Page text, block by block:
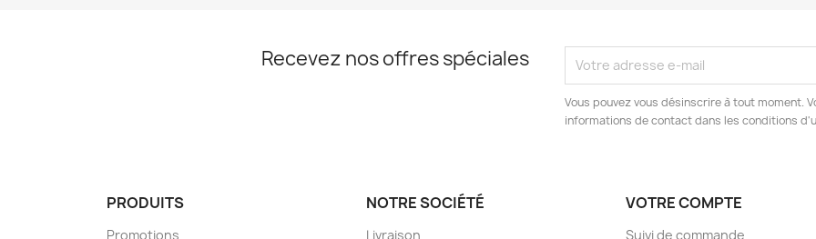
Recevez nos offres spéciales
Vous pouvez vous désinscrire à tout moment.
informations de contact dans les conditions
PRODUITS
Promotions
NOTRE SOCIÉTÉ
Livraison
VOTRE COMPTE
Suivi de commande